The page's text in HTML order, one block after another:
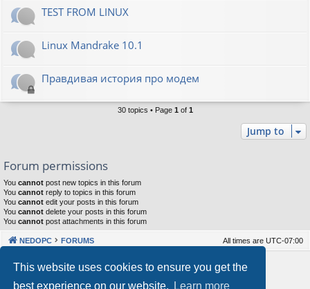
This website uses cookies to ensure you get the
best experience on our website.
Learn more
TEST FROM LINUX
Linux Mandrake 10.1
Правдивая история про модем
30 topics • Page 1 of 1
Jump to
Forum permissions
You cannot post new topics in this forum
You cannot reply to topics in this forum
You cannot edit your posts in this forum
You cannot delete your posts in this forum
You cannot post attachments in this forum
NEDOPC FORUMS All times are UTC-07:00
Powered by phpBB® Forum Software © phpBB Limited
Our VPS Hosting By RimuHosting